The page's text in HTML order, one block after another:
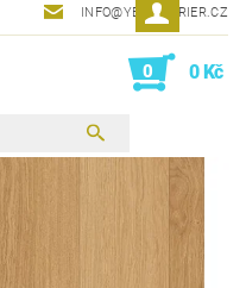
INFO@YESINTERIER.CZ
0 0 Kč